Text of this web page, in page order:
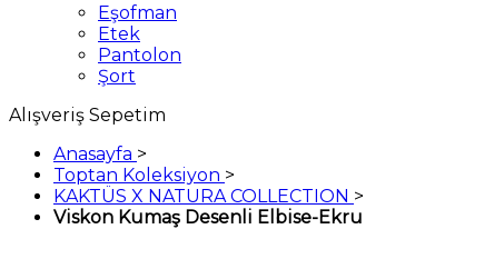
Eşofman
Etek
Pantolon
Şort
Alışveriş Sepetim
Anasayfa >
Toptan Koleksiyon >
KAKTÜS X NATURA COLLECTION >
Viskon Kumaş Desenli Elbise-Ekru